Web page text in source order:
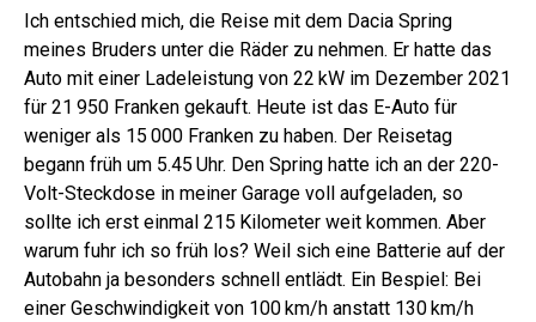
Ich entschied mich, die Reise mit dem Dacia Spring
meines Bruders unter die Räder zu nehmen. Er hatte das
Auto mit einer Ladeleistung von 22 kW im Dezember 2021
für 21 950 Franken gekauft. Heute ist das E-Auto für
weniger als 15 000 Franken zu haben. Der Reisetag
begann früh um 5.45 Uhr. Den Spring hatte ich an der 220-
Volt-Steckdose in meiner Garage voll aufgeladen, so
sollte ich erst einmal 215 Kilometer weit kommen. Aber
warum fuhr ich so früh los? Weil sich eine Batterie auf der
Autobahn ja besonders schnell entlädt. Ein Bespiel: Bei
einer Geschwindigkeit von 100 km/h anstatt 130 km/h